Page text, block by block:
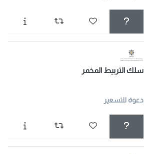
سلك التربيط المخمر
دعوة للتسعير